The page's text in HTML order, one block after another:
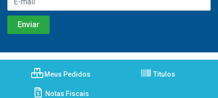
Meus Pedidos Títulos
Notas Fiscais